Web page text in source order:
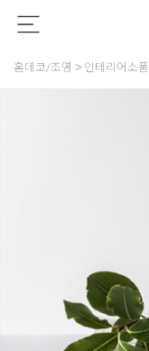
홈데코/조명 인테리어소품